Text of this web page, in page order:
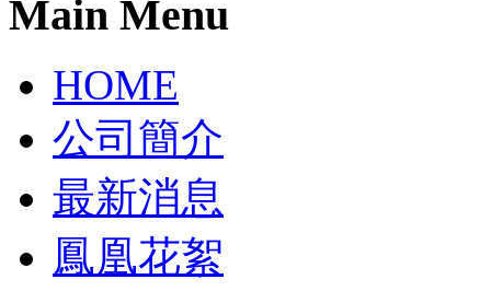
Main Menu
HOME
公司簡介
最新消息
鳳凰花絮